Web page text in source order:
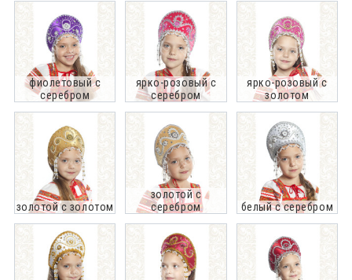
фиолетовый с
серебром
ярко-розовый с
серебром
ярко-розовый с
золотом
золотой с золотом
золотой с
серебром
белый с серебром